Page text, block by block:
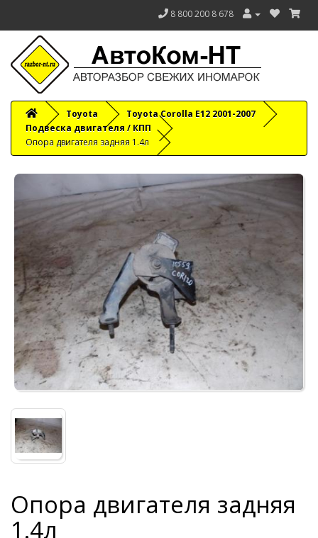
8 800 200 8 678
Toyota
Toyota Corolla E12 2001-2007
Подвеска двигателя / КПП
Опора двигателя задняя 1.4л
Опора двигателя задняя
1.4л